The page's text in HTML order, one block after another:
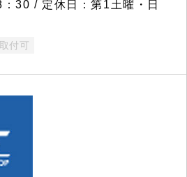
30 / 定休日：第1土曜・日
付可